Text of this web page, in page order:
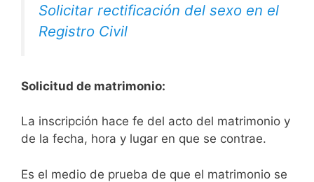
Solicitar rectificación del sexo en el
Registro Civil
Solicitud de matrimonio:
La inscripción hace fe del acto del matrimonio y
de la fecha, hora y lugar en que se contrae.
Es el medio de prueba de que el matrimonio se